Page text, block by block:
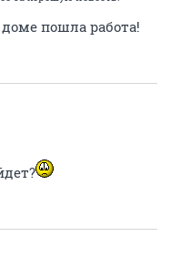
пошла работа!